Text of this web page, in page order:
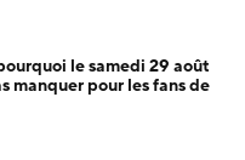
le samedi 29 août
manquer pour les fans de